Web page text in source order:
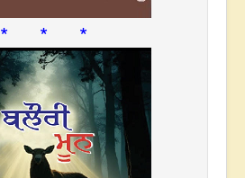
* * *